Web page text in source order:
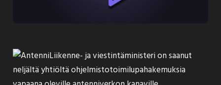
Liikenne- ja viestintäministeri onsaanut
neljältä yhtiöltä ohjelmistotoimilupahakemuksia